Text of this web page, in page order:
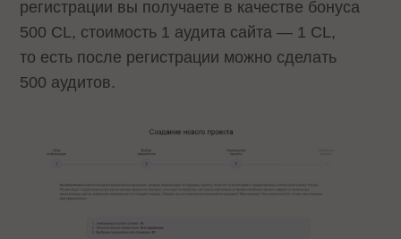
регистрации вы получаете в качестве бонуса
500 CL, стоимость 1 аудита сайта — 1 CL,
то есть после регистрации можно сделать
500 аудитов.